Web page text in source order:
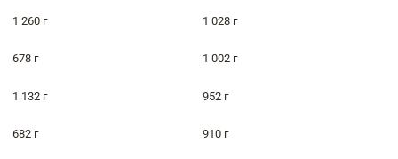
1 260 г 1 028 г
678 г 1 002 г
1 132 г 952 г
682 г 910 г